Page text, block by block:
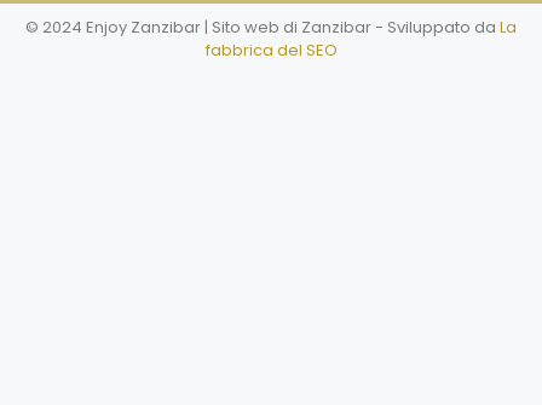
© 2024 Enjoy Zanzibar | Sito web di Zanzibar- Sviluppato da La
fabbrica del SEO